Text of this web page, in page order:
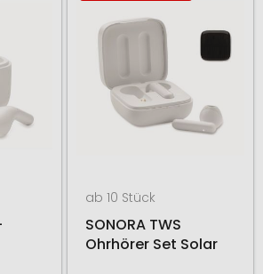
ab 10 Stück
SONORA TWS
Ohrhörer Set Solar